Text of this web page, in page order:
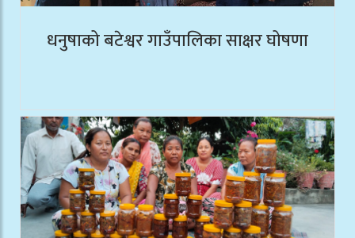
धनुषाको बटेश्वर गाउँपालिका साक्षर घोषणा